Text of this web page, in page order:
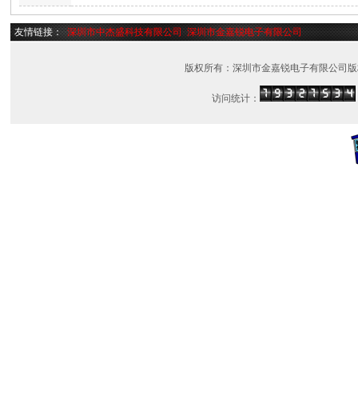
友情链接： 深圳市中杰盛科技有限公司 深圳市金嘉锐电子有限公司
版权所有：深圳市金嘉锐电子有限公司
访问统计：